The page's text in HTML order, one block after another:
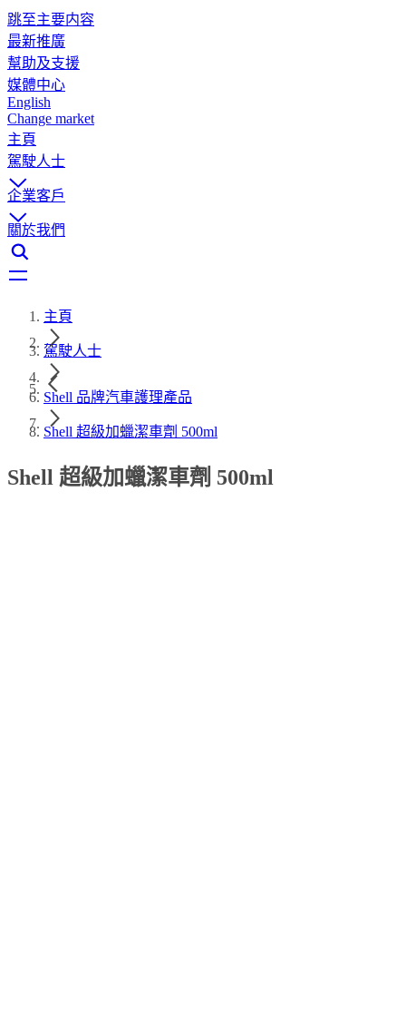
跳至主要内容
最新推廣
幫助及支援
媒體中心
English
Change market
主頁
駕駛人士
企業客戶
關於我們
主頁
駕駛人士
Shell 品牌汽車護理產品
Shell 超級加蠟潔車劑 500ml
Shell 超級加蠟潔車劑 500ml